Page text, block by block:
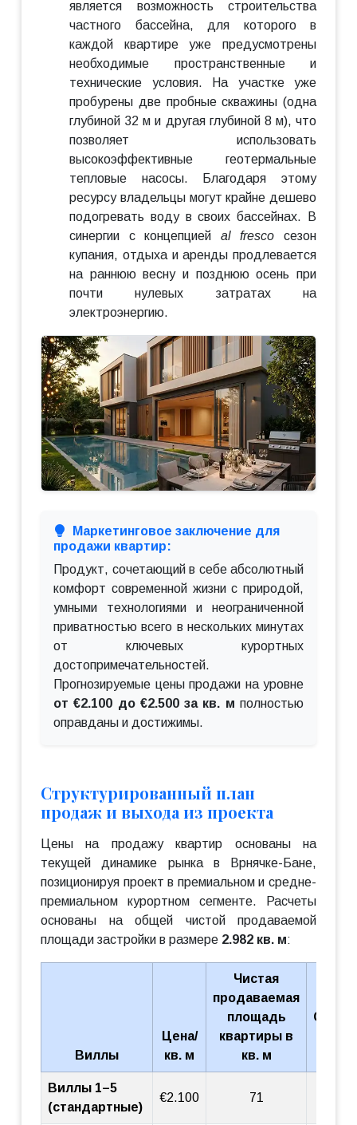
является возможность строительства
частного бассейна, для которого в
каждой квартире уже предусмотрены
необходимые пространственные и
технические условия. На участке уже
пробурены две пробные скважины (одна
глубиной 32 м и другая глубиной 8 м), что
позволяет использовать
высокоэффективные геотермальные
тепловые насосы. Благодаря этому
ресурсу владельцы могут крайне дешево
подогревать воду в своих бассейнах. В
синергии с концепцией al fresco сезон
купания, отдыха и аренды продлевается
на раннюю весну и позднюю осень при
почти нулевых затратах на
электроэнергию.
Маркетинговое заключение для
продажи квартир:
Продукт, сочетающий в себе абсолютный
комфорт современной жизни с природой,
умными технологиями и неограниченной
приватностью всего в нескольких минутах
от ключевых курортных
достопримечательностей.
Прогнозируемые цены продажи на уровне
от €2.100 до €2.500 за кв. м полностью
оправданы и достижимы.
Структурированный план
продаж и выхода из проекта
Цены на продажу квартир основаны на
текущей динамике рынка в Врнячке-Бане,
позиционируя проект в премиальном и средне-
премиальном курортном сегменте. Расчеты
основаны на общей чистой продаваемой
площади застройки в размере 2.982 кв. м:
Виллы
Цена/
кв. м
Чистая
продаваемая
площадь
квартиры в
кв. м
Виллы 1–5
(стандартные)
€2.100 71